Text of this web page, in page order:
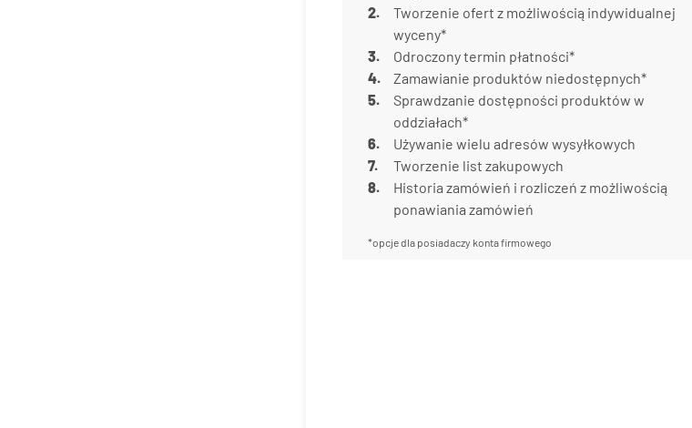
Tworzenie ofert z możliwością indywidualnej
wyceny*
Odroczony termin płatności*
Zamawianie produktów niedostępnych*
Sprawdzanie dostępności produktów w
oddziałach*
Używanie wielu adresów wysyłkowych
Tworzenie list zakupowych
Historia zamówień i rozliczeń z możliwością
ponawiania zamówień
*opcje dla posiadaczy konta firmowego